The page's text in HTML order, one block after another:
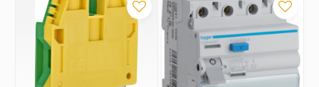
Descarcatoare de curent continuu
Tablouri echipate PV
Relee si contactoare modulare
Contactoare modulare